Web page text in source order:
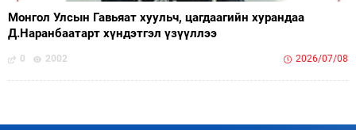
Монгол Улсын Гавьяат хуульч, цагдаагийн хурандаа
Д.Наранбаатарт хүндэтгэл үзүүллээ
0 2002 2026/07/08